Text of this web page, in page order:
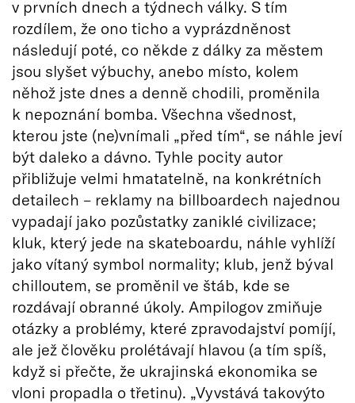
v prvních dnech a týdnech války. S tím
rozdílem, že ono ticho a vyprázdněnost
následují poté, co někde z dálky za městem
jsou slyšet výbuchy, anebo místo, kolem
něhož jste dnes a denně chodili, proměnila
k nepoznání bomba. Všechna všednost,
kterou jste (ne)vnímali „před tím“, se náhle jeví
být daleko a dávno. Tyhle pocity autor
přibližuje velmi hmatatelně, na konkrétních
detailech – reklamy na billboardech najednou
vypadají jako pozůstatky zaniklé civilizace;
kluk, který jede na skateboardu, náhle vyhlíží
jako vítaný symbol normality; klub, jenž býval
chilloutem, se proměnil ve štáb, kde se
rozdávají obranné úkoly. Ampilogov zmiňuje
otázky a problémy, které zpravodajství pomíjí,
ale jež člověku prolétávají hlavou (a tím spíš,
když si přečte, že ukrajinská ekonomika se
vloni propadla o třetinu). „Vyvstává takovýto